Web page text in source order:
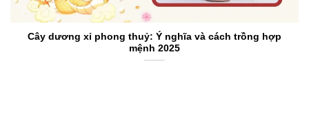
Cây dương xỉ phong thuỷ: Ý nghĩa và cách trồng hợp
mệnh 2025